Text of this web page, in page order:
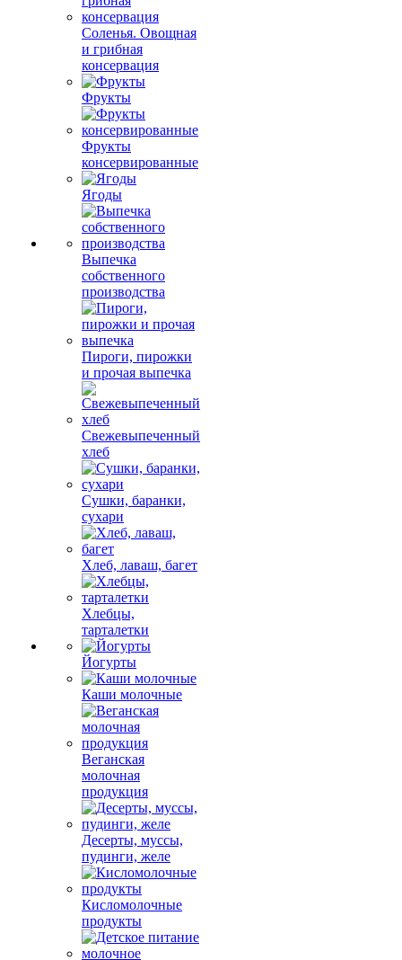
Соленья. Овощная
и грибная
консервация
Фрукты
Фрукты
консервированные
Ягоды
Выпечка
собственного
производства
Пироги, пирожки
и прочая выпечка
Свежевыпеченный
хлеб
Сушки, баранки,
сухари
Хлеб, лаваш, багет
Хлебцы,
тарталетки
Йогурты
Каши молочные
Веганская
молочная
продукция
Десерты, муссы,
пудинги, желе
Кисломолочные
продукты